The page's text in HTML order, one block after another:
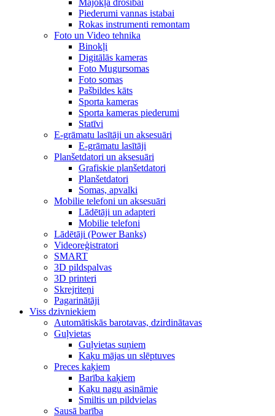
Mājokļa drošībai
Piederumi vannas istabai
Rokas instrumenti remontam
Foto un Video tehnika
Binokļi
Digitālās kameras
Foto Mugursomas
Foto somas
Pašbildes kāts
Sporta kameras
Sporta kameras piederumi
Statīvi
E-grāmatu lasītāji un aksesuāri
E-grāmatu lasītāji
Planšetdatori un aksesuāri
Grafiskie planšetdatori
Planšetdatori
Somas, apvalki
Mobilie telefoni un aksesuāri
Lādētāji un adapteri
Mobilie telefoni
Lādētāji (Power Banks)
Videoreģistratori
SMART
3D pildspalvas
3D printeri
Skrejriteņi
Pagarinātāji
Viss dzivniekiem
Automātiskās barotavas, dzirdinātavas
Guļvietas
Guļvietas suņiem
Kaķu mājas un slēptuves
Preces kaķiem
Barība kaķiem
Kaķu nagu asināmie
Smiltis un pildvielas
Sausā barība